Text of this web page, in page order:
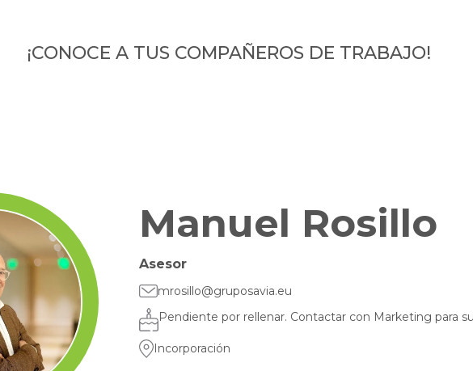
¡CONOCE A TUS COMPAÑEROS DE TRABAJO!
Manuel Rosillo
Asesor
mrosillo@gruposavia.eu
Pendiente por rellenar. Contactar con Marketing para
Incorporación